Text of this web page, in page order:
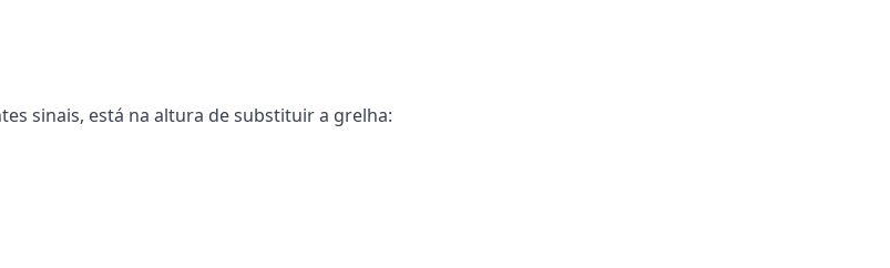
sinais, está na altura de substituir a grelha: